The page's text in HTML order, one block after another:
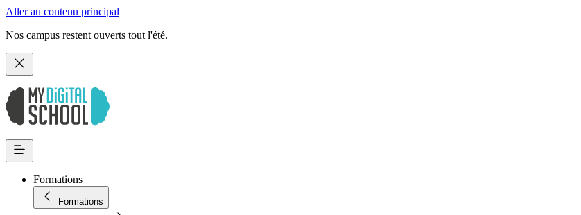
Aller au contenu principal
Nos campus restent ouverts tout l'été.
Formations
Formations